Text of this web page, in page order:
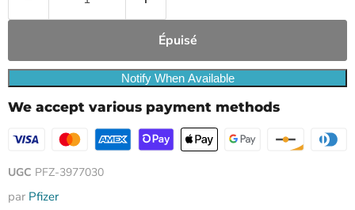
Épuisé
Notify When Available
We accept various payment methods
UGC PFZ-3977030
par Pfizer